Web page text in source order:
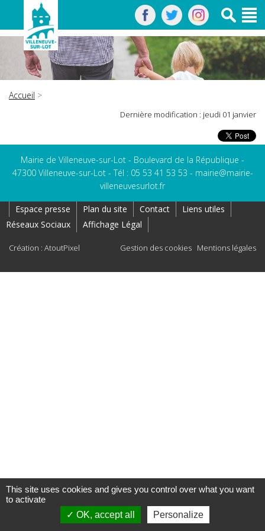
Accueil >
Dernière modification : jeudi 01 janvier
Mairie de Villeneuve-sur-Lot - Boulevard de la République -
47300 Villeneuve-sur-Lot - Tél : 05 53 41 53 53 - mairie@mairie-
villeneuvesurlot.fr
Espace presse Plan du site Contact
Liens utiles
Réseaux Sociaux
Affichage Légal
Création : AtoutPixel Gestion des cookies Mentions légales
This site uses cookies and gives you control over what you want
to activate
OK, accept all
Personalize